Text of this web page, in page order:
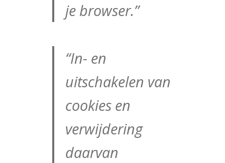
je browser.”
“In- en
uitschakelen van
cookies en
verwijdering
daarvan